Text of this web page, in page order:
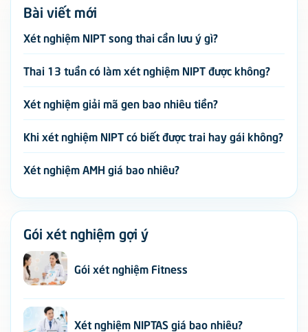
Bài viết mới
Xét nghiệm NIPT song thai cần lưu ý gì?
Thai 13 tuần có làm xét nghiệm NIPT được không?
Xét nghiệm giải mã gen bao nhiêu tiền?
Khi xét nghiệm NIPT có biết được trai hay gái không?
Xét nghiệm AMH giá bao nhiêu?
Gói xét nghiệm gợi ý
Gói xét nghiệm Fitness
Xét nghiệm NIPTAS giá bao nhiêu?